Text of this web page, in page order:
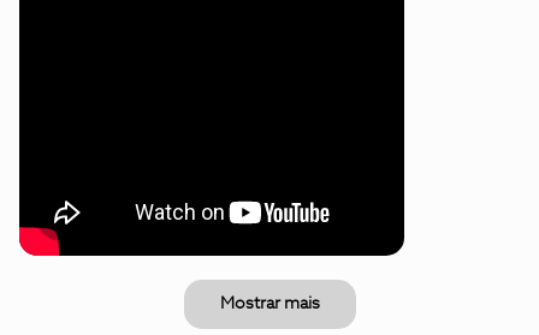
Mostrar mais